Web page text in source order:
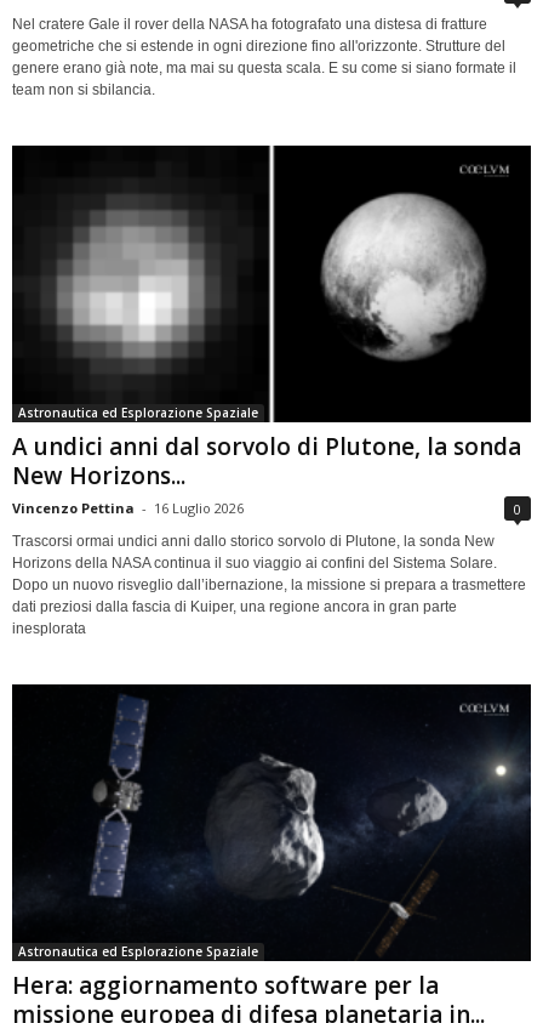
Nel cratere Gale il rover della NASA ha fotografato una distesa di fratture
geometriche che si estende in ogni direzione fino all'orizzonte. Strutture del
genere erano già note, ma mai su questa scala. E su come si siano formate il
team non si sbilancia.
Astronautica ed Esplorazione Spaziale
A undici anni dal sorvolo di Plutone, la sonda
New Horizons...
Vincenzo Pettina - 16 Luglio 2026 0
Trascorsi ormai undici anni dallo storico sorvolo di Plutone, la sonda New
Horizons della NASA continua il suo viaggio ai confini del Sistema Solare.
Dopo un nuovo risveglio dall’ibernazione, la missione si prepara a trasmettere
dati preziosi dalla fascia di Kuiper, una regione ancora in gran parte
inesplorata
Astronautica ed Esplorazione Spaziale
Hera: aggiornamento software per la
missione europea di difesa planetaria in...